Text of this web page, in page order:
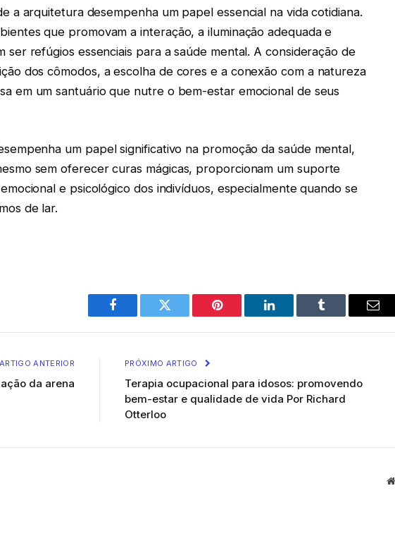
a arquitetura desempenha um papel essencial na vida cotidiana.
que promovam a interação, a iluminação adequada e
ser refúgios essenciais para a saúde mental. A consideração de
dos cômodos, a escolha de cores e a conexão com a natureza
em um santuário que nutre o bem-estar emocional de seus
um papel significativo na promoção da saúde mental,
sem oferecer curas mágicas, proporcionam um suporte
e psicológico dos indivíduos, especialmente quando se
de lar.
Facebook Twitter Pinterest LinkedIn Tumblr
ARTIGO ANTERIOR
da arena
PRÓXIMO ARTIGO
Terapia ocupacional para idosos: promovendo
bem-estar e qualidade de vida Por Richard
Otterloo